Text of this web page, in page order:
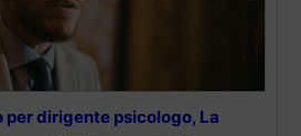
per dirigente psicologo, La